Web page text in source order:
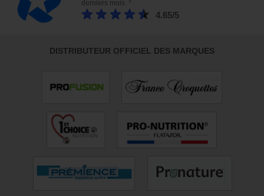
derniers mois. *
4.65/5
DISTRIBUTEUR OFFICIEL DES MARQUES